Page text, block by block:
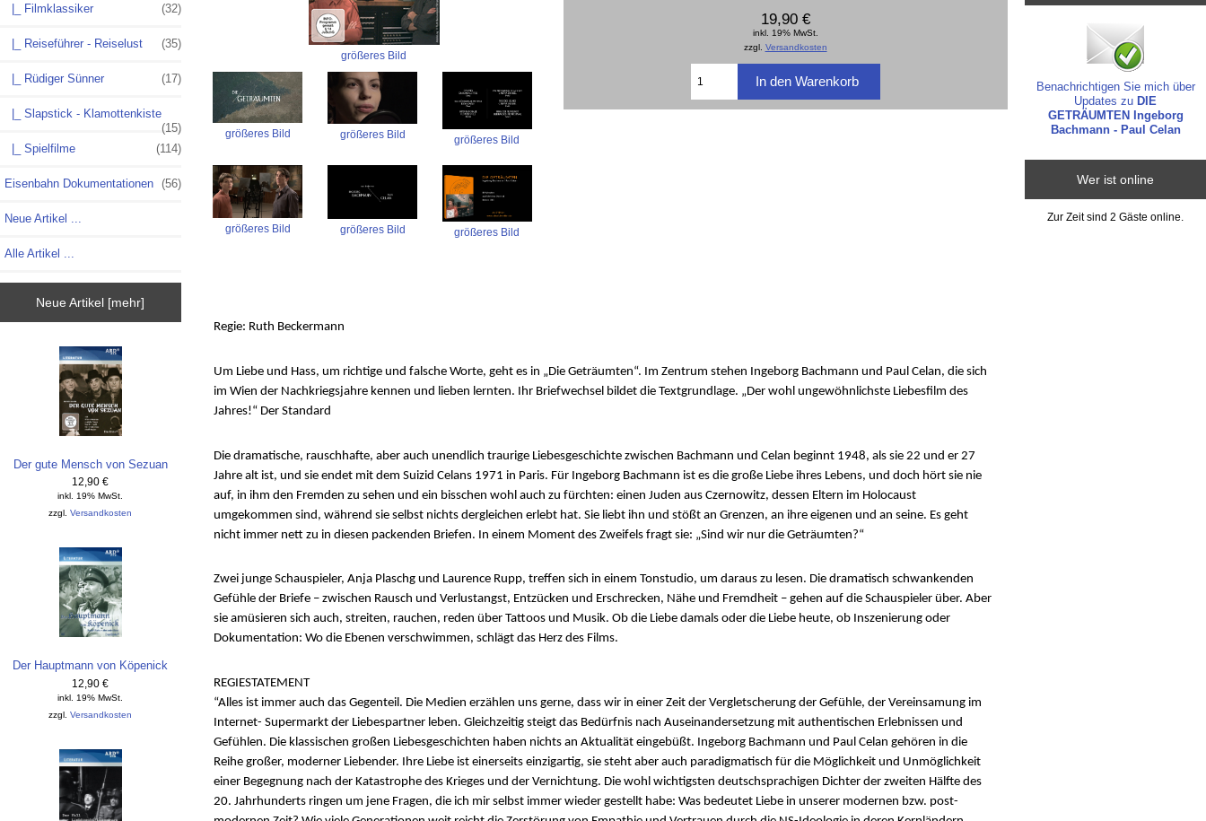
|_ Filmklassiker (32)
|_ Reiseführer - Reiselust (35)
|_ Rüdiger Sünner (17)
|_ Slapstick - Klamottenkiste
(15)
|_ Spielfilme
(114)
Eisenbahn Dokumentationen (56)
Neue Artikel ...
Alle Artikel ...
Neue Artikel [mehr]
Der gute Mensch von Sezuan
12,90 €
inkl. 19% MwSt.
zzgl.Versandkosten
Der Hauptmann von Köpenick
12,90 €
inkl. 19% MwSt.
zzgl.Versandkosten
größeres Bild
größeres Bild größeres Bild größeres Bild
größeres Bild größeres Bild größeres Bild
19,90 €
inkl. 19% MwSt.
zzgl. Versandkosten
Regie: Ruth Beckermann
Um Liebe und Hass, um richtige und falsche Worte, geht es in „Die Geträumten“. Im Zentrum stehen Ingeborg Bachmann und Paul Celan, die sich
im Wien der Nachkriegsjahre kennen und lieben lernten. Ihr Briefwechsel bildet die Textgrundlage. „Der wohl ungewöhnlichste Liebesfilm des
Jahres!“ Der Standard
Die dramatische, rauschhafte, aber auch unendlich traurige Liebesgeschichte zwischen Bachmann und Celan beginnt 1948, als sie 22 und er 27
Jahre alt ist, und sie endet mit dem Suizid Celans 1971 in Paris. Für Ingeborg Bachmann ist es die große Liebe ihres Lebens, und doch hört sie nie
auf, in ihm den Fremden zu sehen und ein bisschen wohl auch zu fürchten: einen Juden aus Czernowitz, dessen Eltern im Holocaust
umgekommen sind, während sie selbst nichts dergleichen erlebt hat. Sie liebt ihn und stößt an Grenzen, an ihre eigenen und an seine. Es geht
nicht immer nett zu in diesen packenden Briefen. In einem Moment des Zweifels fragt sie: „Sind wir nur die Geträumten?“
Zwei junge Schauspieler, Anja Plaschg und Laurence Rupp, treffen sich in einem Tonstudio, um daraus zu lesen. Die dramatisch schwankenden
Gefühle der Briefe – zwischen Rausch und Verlustangst, Entzücken und Erschrecken, Nähe und Fremdheit – gehen auf die Schauspieler über. Aber
sie amüsieren sich auch, streiten, rauchen, reden über Tattoos und Musik. Ob die Liebe damals oder die Liebe heute, ob Inszenierung oder
Dokumentation: Wo die Ebenen verschwimmen, schlägt das Herz des Films.
REGIESTATEMENT
“Alles ist immer auch das Gegenteil. Die Medien erzählen uns gerne, dass wir in einer Zeit der Vergletscherung der Gefühle, der Vereinsamung im
Internet- Supermarkt der Liebespartner leben. Gleichzeitig steigt das Bedürfnis nach Auseinandersetzung mit authentischen Erlebnissen und
Gefühlen. Die klassischen großen Liebesgeschichten haben nichts an Aktualität eingebüßt. Ingeborg Bachmann und Paul Celan gehören in die
Reihe großer, moderner Liebender. Ihre Liebe ist einerseits einzigartig, sie steht aber auch paradigmatisch für die Möglichkeit und Unmöglichkeit
einer Begegnung nach der Katastrophe des Krieges und der Vernichtung. Die wohl wichtigsten deutschsprachigen Dichter der zweiten Hälfte des
20. Jahrhunderts ringen um jene Fragen, die ich mir selbst immer wieder gestellt habe: Was bedeutet Liebe in unserer modernen bzw. post-
Benachrichtigen Sie mich über
Updates zu DIE
GETRÄUMTEN Ingeborg
Bachmann - Paul Celan
Wer ist online
Zur Zeit sind 2 Gäste online.